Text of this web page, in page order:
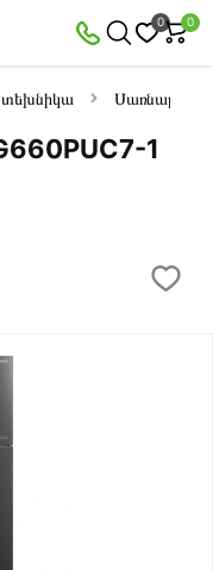
0 0
տեխնիկա
1